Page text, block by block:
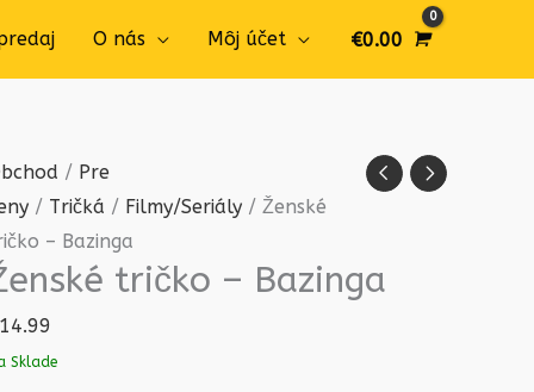
O nás Môj účet €0.00
/ Pre
/ Tričká / Filmy/Seriály / Ženské
– Bazinga
tričko – Bazinga
14.99
Sklade
množstvo
Ženské
tričko
-